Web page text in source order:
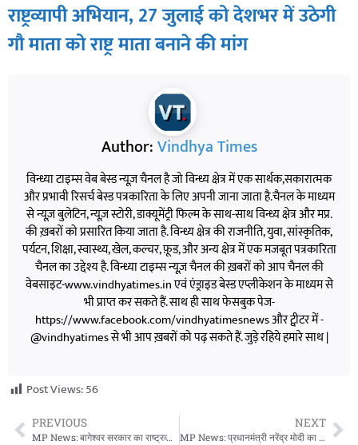
राष्ट्रव्यापी अभियान, 27 जुलाई को देशभर में उठेगी
गौ माता को राष्ट्र माता बनाने की मांग
Author:Vindhya Times
विन्ध्या टाइम्स वेब बेस्ड न्यूज़ चैनल है जो विन्ध्य क्षेत्र में एक सार्थक,सकारात्मक
और प्रभावी रिसर्च बेस्ड पत्रकारिता के लिए अपनी जाना जाता है.चैनल के माध्यम
से न्यूज़ बुलेटिन, न्यूज़ स्टोरी, डाक्यूमेंट्री फिल्म के साथ-साथ विन्ध्य क्षेत्र और मप्र.
की ख़बरों को प्रसारित किया जाता है. विन्ध्य क्षेत्र की राजनीति, युवा, सांस्कृतिक,
पर्यटन, शिक्षा, स्वास्थ्य, खेल, कल्चर, फ़ूड, और अन्य क्षेत्र में एक मजबूत पत्रकारिता
चैनल का उद्देश्य है. विन्ध्या टाइम्स न्यूज़ चैनल की ख़बरों को आप चैनल की
वेबसाइट-www.vindhyatimes.in एवं एंड्राइड बेस्ड एप्लीकेशन के माध्यम से
भी प्राप्त कर सकते हैं. साथ ही साथ फेसबुक पेज-
https://www.facebook.com/vindhyatimesnews और ट्वीटर में -
@vindhyatimes से भी आप ख़बरों को पढ़ सकते हैं. जुड़े रहिये हमारे साथ |
Post Views:56
PREVIOUS
MP News: बागेश्वर सरकार का राष्ट्रव्यापी अभियान, 27 जुलाई को देशभर में उठेगी गौ माता को राष्ट्र माता बनाने की मांग
NEXT
MP News: प्रधानमंत्री नरेंद्र मोदी का मध्य प्रदेश दौरा, गाडरवाड़ा NTPC विस्तार परियोजना की रखेंगे आधारशिला